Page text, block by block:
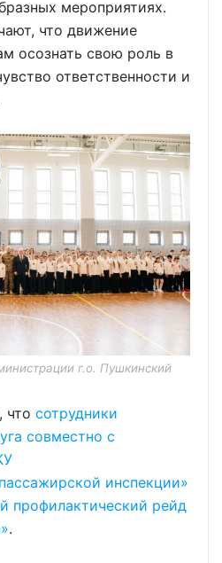
мероприятиях.
что движение
осознать свою роль в
ответственности и
г.о. Пушкинский
что сотрудники
совместно с
инспекции»
профилактический рейд
.